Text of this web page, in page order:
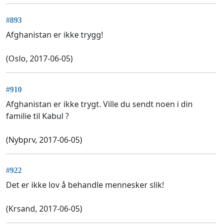
#893
Afghanistan er ikke trygg!
(Oslo, 2017-06-05)
#910
Afghanistan er ikke trygt. Ville du sendt noen i din
familie til Kabul ?
(Nybprv, 2017-06-05)
#922
Det er ikke lov å behandle mennesker slik!
(Krsand, 2017-06-05)